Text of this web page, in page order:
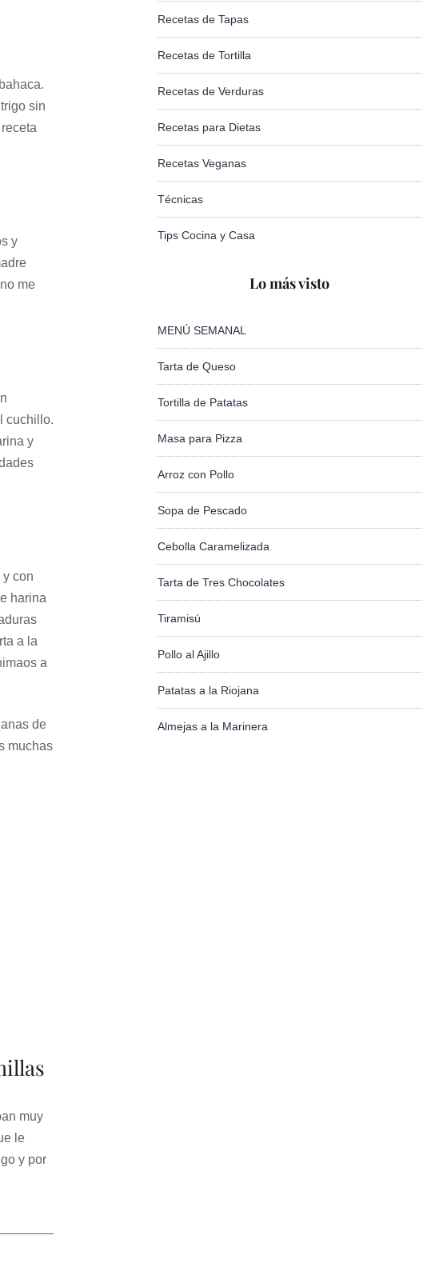
sin
y
me
cuchillo.
y
con
harina
a la
a
de
muchas
muy
le
y por
Recetas de Tapas
Recetas de Tortilla
Recetas de Verduras
Recetas para Dietas
Recetas Veganas
Técnicas
Tips Cocina y Casa
Lo más visto
MENÚ SEMANAL
Tarta de Queso
Tortilla de Patatas
Masa para Pizza
Arroz con Pollo
Sopa de Pescado
Cebolla Caramelizada
Tarta de Tres Chocolates
Tiramisú
Pollo al Ajillo
Patatas a la Riojana
Almejas a la Marinera